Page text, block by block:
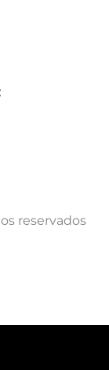
reservados